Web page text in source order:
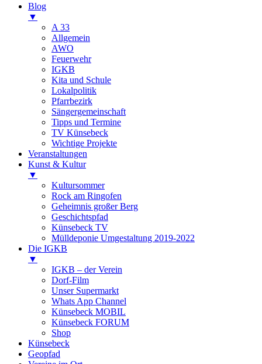
Blog
▼
A 33
Allgemein
AWO
Feuerwehr
IGKB
Kita und Schule
Lokalpolitik
Pfarrbezirk
Sängergemeinschaft
Tipps und Termine
TV Künsebeck
Wichtige Projekte
Veranstaltungen
Kunst & Kultur
▼
Kultursommer
Rock am Ringofen
Geheimnis großer Berg
Geschichtspfad
Künsebeck TV
Mülldeponie Umgestaltung 2019-2022
Die IGKB
▼
IGKB – der Verein
Dorf-Film
Unser Supermarkt
Whats App Channel
Künsebeck MOBIL
Künsebeck FORUM
Shop
Künsebeck
Geopfad